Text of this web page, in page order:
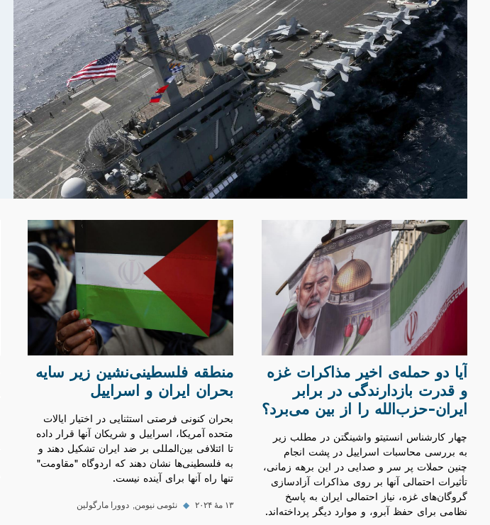
آیا دو حمله‌ی اخیر مذاکرات غزه
و قدرت بازدارندگی در برابر
ایران-حزب‌الله را از بین می‌برد؟
چهار کارشناس انستیتو واشینگتن در مطلب زیر
به بررسی محاسبات اسراییل در پشت انجام
چنین حملات پر سر و صدایی در این برهه زمانی،
تأثیرات احتمالی آنها بر روی مذاکرات آزادسازی
گروگان‌های غزه، نیاز احتمالی ایران به پاسخ
نظامی برای حفظ آبرو، و موارد دیگر پرداخته‌اند.
منطقه‌ فلسطینی‌نشین زیر سایه
بحران ایران و اسراییل
بحران کنونی فرصتی استثنایی در اختیار ایالات
متحده آمریکا، اسراییل و شریکان آنها قرار داده
تا ائتلافی بین‌المللی بر ضد ایران تشکیل دهند و
به فلسطینی‌ها نشان دهند که اردوگاه "مقاومت"
تنها راه آنها برای آینده نیست.
۱۳ مهٔ ۲۰۲۴ ◆ نئومی نیومن دوورا مارگولین